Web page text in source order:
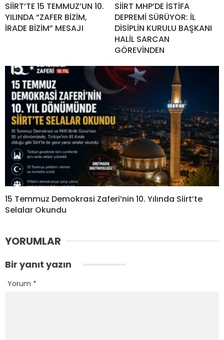
SİİRT’TE 15 TEMMUZ’UN 10.
YILINDA “ZAFER BİZİM,
İRADE BİZİM” MESAJI
SİİRT MHP’DE İSTİFA
DEPREMİ SÜRÜYOR: İL
DİSİPLİN KURULU BAŞKANI
HALİL SARCAN
GÖREVİNDEN
15 Temmuz Demokrasi Zaferi’nin 10. Yılında Siirt’te
Selalar Okundu
YORUMLAR
Bir yanıt yazın
Yorum *